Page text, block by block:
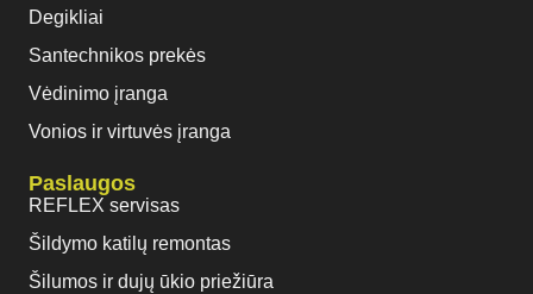
Degikliai
Santechnikos prekės
Vėdinimo įranga
Vonios ir virtuvės įranga
Paslaugos
REFLEX servisas
Šildymo katilų remontas
Šilumos ir dujų ūkio priežiūra